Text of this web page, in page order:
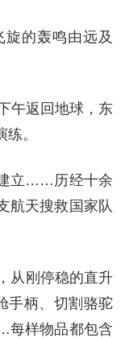
的轰鸣由远及
午返回地球，东
。
立……历经十余
航天搜救国家队
从刚停稳的直升
手柄、切割骆驼
每样物品都包含